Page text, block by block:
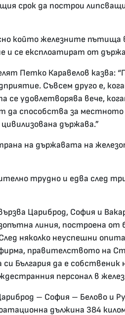
срок да построи
който железните пътища
и се експлоатират от
Петко Каравелов казва:
Съвсем друго е,
удовлетворява вече,
да способства за
държава.”
на държавата на
трудно и едва след
Цариброд, София и
линия, построена от
няколко неуспешни
правителството на
България да е
персонал в
– София – Белово и
дължина 384